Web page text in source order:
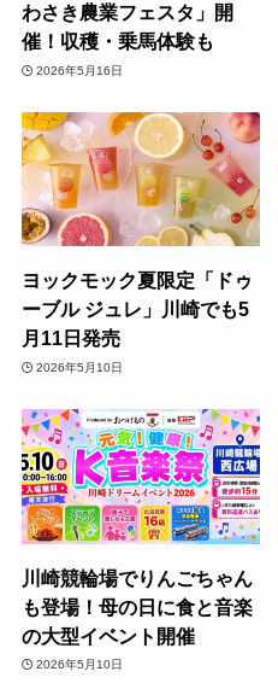
わさき農業フェスタ」開
催！収穫・乗馬体験も
2026年5月16日
ヨックモック夏限定「ドゥ
ーブル ジュレ」川崎でも5
月11日発売
2026年5月10日
川崎競輪場でりんごちゃん
も登場！母の日に食と音楽
の大型イベント開催
2026年5月10日